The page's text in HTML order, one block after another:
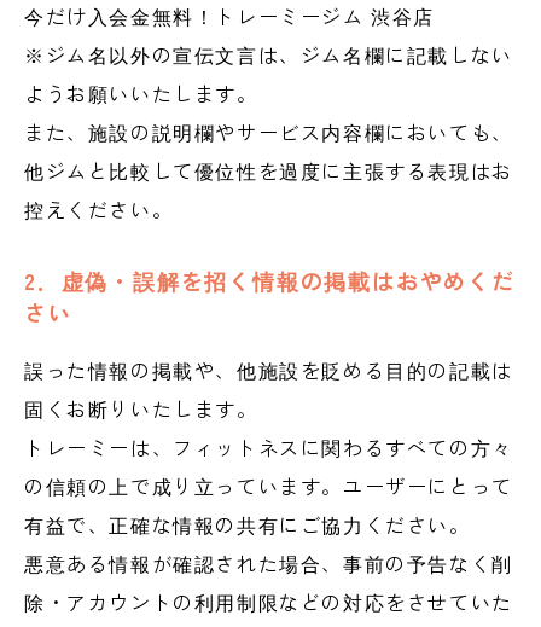
今だけ入会金無料！トレーミージム 渋谷店
※ジム名以外の宣伝文言は、ジム名欄に記載しない
ようお願いいたします。
また、施設の説明欄やサービス内容欄においても、
他ジムと比較して優位性を過度に主張する表現はお
控えください。
2．虚偽・誤解を招く情報の掲載はおやめくだ
さい
誤った情報の掲載や、他施設を貶める目的の記載は
固くお断りいたします。
トレーミーは、フィットネスに関わるすべての方々
の信頼の上で成り立っています。ユーザーにとって
有益で、正確な情報の共有にご協力ください。
悪意ある情報が確認された場合、事前の予告なく削
除・アカウントの利用制限などの対応をさせていた